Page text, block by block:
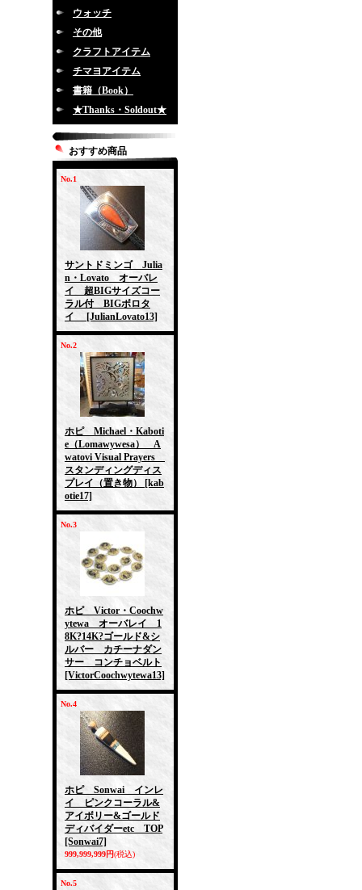
ウォッチ
その他
クラフトアイテム
チマヨアイテム
書籍（Book）
★Thanks・Soldout★
おすすめ商品
No.1
サントドミンゴ Julia
n・Lovato オーバレ
イ 超BIGサイズコー
ラル付 BIGボロタ
イ
[JulianLovato13]
No.2
ホピ Michael・Kaboti
e（Lomawywesa） A
watovi Visual Prayers
スタンディングディス
プレイ（置き物）
[kab
otie17]
No.3
ホピ Victor・Coochw
ytewa オーバレイ 1
8K?14K?ゴールド&シ
ルバー カチーナダン
サー コンチョベルト
[VictorCoochwytewa13]
No.4
ホピ Sonwai インレ
イ ピンクコーラル&
アイボリー&ゴールド
ディバイダーetc TOP
[Sonwai7]
999,999,999円(税込)
No.5